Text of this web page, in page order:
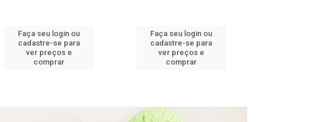
Faça seu login ou
cadastre-se para
ver preços e
comprar
Faça seu login ou
cadastre-se para
ver preços e
comprar